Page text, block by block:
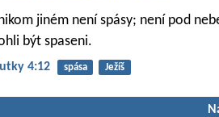
jiném není spásy; není pod
být spaseni.
4:12 spása Ježíš